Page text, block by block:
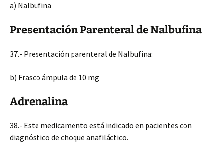
a) Nalbufina
Presentación Parenteral de Nalbufina
37.- Presentación parenteral de Nalbufina:
b) Frasco ámpula de 10 mg
Adrenalina
38.- Este medicamento está indicado en pacientes con
diagnóstico de choque anafiláctico.